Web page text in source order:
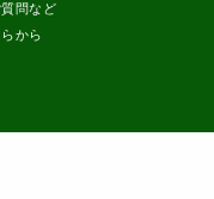
問など
から